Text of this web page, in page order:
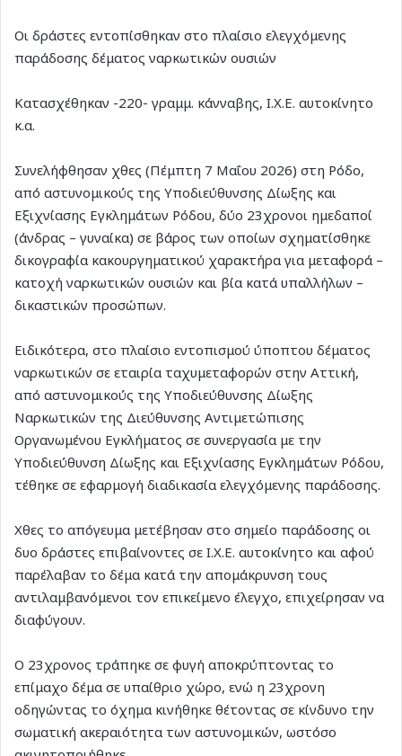
Οι δράστες εντοπίσθηκαν στο πλαίσιο ελεγχόμενης
παράδοσης δέματος ναρκωτικών ουσιών
Κατασχέθηκαν -220- γραμμ. κάνναβης, Ι.Χ.Ε. αυτοκίνητο
κ.α.
Συνελήφθησαν χθες (Πέμπτη 7 Μαΐου 2026) στη Ρόδο,
από αστυνομικούς της Υποδιεύθυνσης Δίωξης και
Εξιχνίασης Εγκλημάτων Ρόδου, δύο 23χρονοι ημεδαποί
(άνδρας – γυναίκα) σε βάρος των οποίων σχηματίσθηκε
δικογραφία κακουργηματικού χαρακτήρα για μεταφορά –
κατοχή ναρκωτικών ουσιών και βία κατά υπαλλήλων –
δικαστικών προσώπων.
Ειδικότερα, στο πλαίσιο εντοπισμού ύποπτου δέματος
ναρκωτικών σε εταιρία ταχυμεταφορών στην Αττική,
από αστυνομικούς της Υποδιεύθυνσης Δίωξης
Ναρκωτικών της Διεύθυνσης Αντιμετώπισης
Οργανωμένου Εγκλήματος σε συνεργασία με την
Υποδιεύθυνση Δίωξης και Εξιχνίασης Εγκλημάτων Ρόδου,
τέθηκε σε εφαρμογή διαδικασία ελεγχόμενης παράδοσης.
Χθες το απόγευμα μετέβησαν στο σημείο παράδοσης οι
δυο δράστες επιβαίνοντες σε Ι.Χ.Ε. αυτοκίνητο και αφού
παρέλαβαν το δέμα κατά την απομάκρυνση τους
αντιλαμβανόμενοι τον επικείμενο έλεγχο, επιχείρησαν να
διαφύγουν.
Ο 23χρονος τράπηκε σε φυγή αποκρύπτοντας το
επίμαχο δέμα σε υπαίθριο χώρο, ενώ η 23χρονη
οδηγώντας το όχημα κινήθηκε θέτοντας σε κίνδυνο την
σωματική ακεραιότητα των αστυνομικών, ωστόσο